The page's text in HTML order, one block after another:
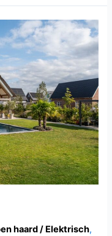
haard / Elektrisch,